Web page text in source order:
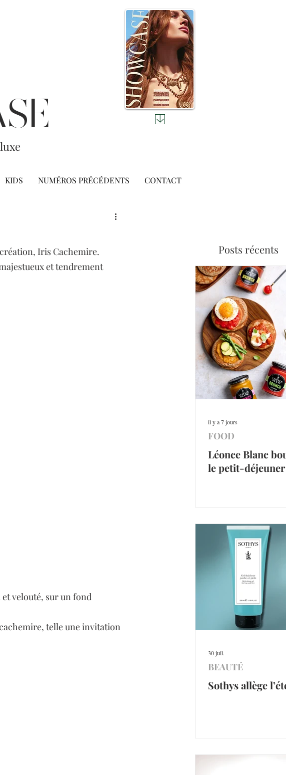
KIDS NUMÉROS PRÉCÉDENTS CONTACT
Iris Cachemire.
et tendrement
velouté, sur un fond
telle une invitation
Léonce Blanc
le petit-déjeuner
FOOD
il y a 7 jours
Sothys allège
BEAUTÉ
30 juil.
Posts récents